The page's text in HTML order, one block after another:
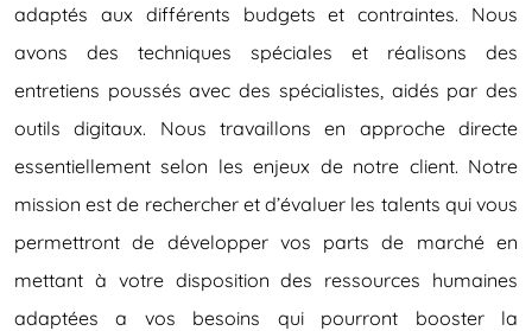
adaptés aux différents budgets et contraintes. Nous
avons des techniques spéciales et réalisons des
entretiens poussés avec des spécialistes, aidés par des
outilsdigitaux. Nous travaillons en approche directe
essentiellementselon les enjeux de notre client. Notre
mission est de rechercher etd’évaluer les talents qui vous
permettront de développer vos parts de marché en
mettant à votre disposition des ressources humaines
adaptées a vos besoins qui pourront booster la